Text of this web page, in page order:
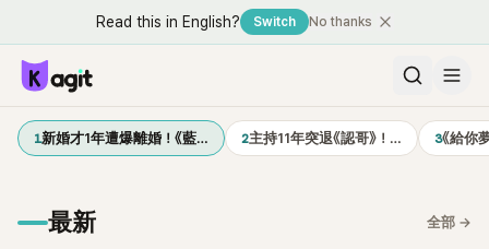
Read this in English? Switch No thanks
1新婚才1年遭爆離婚！《藍… 2主持11年突退《認哥》！… 3《給你
最新 全部 →